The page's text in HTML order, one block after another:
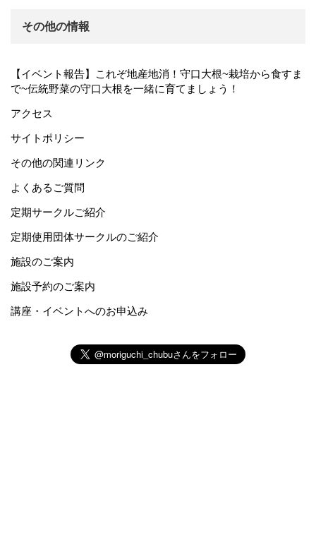
その他の情報
【イベント報告】これぞ地産地消！守口大根~栽培から食すま
で~伝統野菜の守口大根を一緒に育てましょう！
アクセス
サイトポリシー
その他の関連リンク
よくあるご質問
定期サークルご紹介
定期使用団体サークルのご紹介
施設のご案内
施設予約のご案内
講座・イベントへのお申込み